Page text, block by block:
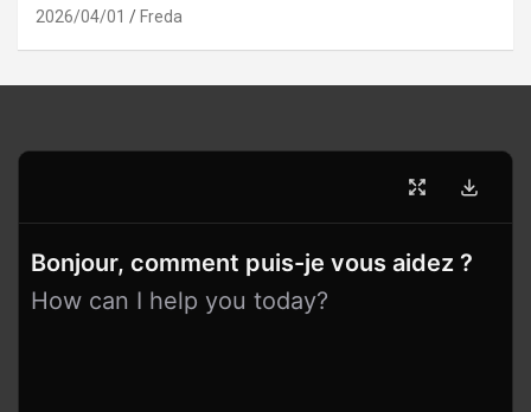
2026/04/01 Freda
Bonjour, comment puis-je vous aidez ?
How can I help you today?